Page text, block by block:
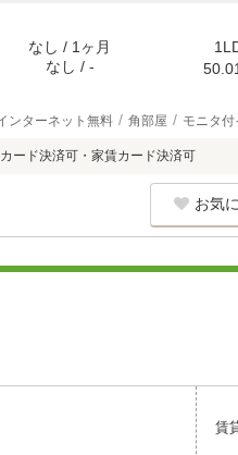
なし / 1ヶ月
なし / -
ンターネット無料 角部屋 モニタ
ード決済可・家賃カード決済可
お気
賃